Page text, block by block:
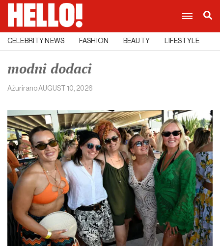
CELEBRITY NEWS FASHION BEAUTY LIFESTYLE
modni dodaci
AžuriranoAUGUST 10, 2026